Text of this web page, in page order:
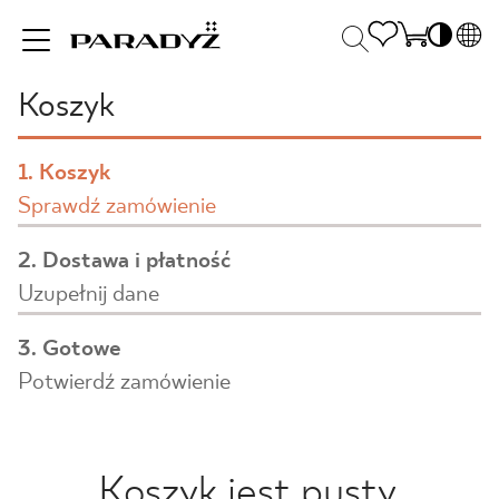
SK
INSPIRACJE
PRODUKTY
KOLEKCJE
Koszyk
1. Koszyk
Sprawdź zamówienie
2. Dostawa i płatność
Uzupełnij dane
3. Gotowe
Potwierdź zamówienie